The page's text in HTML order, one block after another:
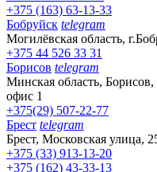
+375 (163) 63-13-33
Бобруйск telegram
Могилёвская область,
+375 44 526 33 31
Борисов telegram
Минская область,
офис 1
+375(29) 507-22-77
Брест telegram
Брест, Московская улица,
+375 (33) 913-13-20
+375 (162) 43-33-13